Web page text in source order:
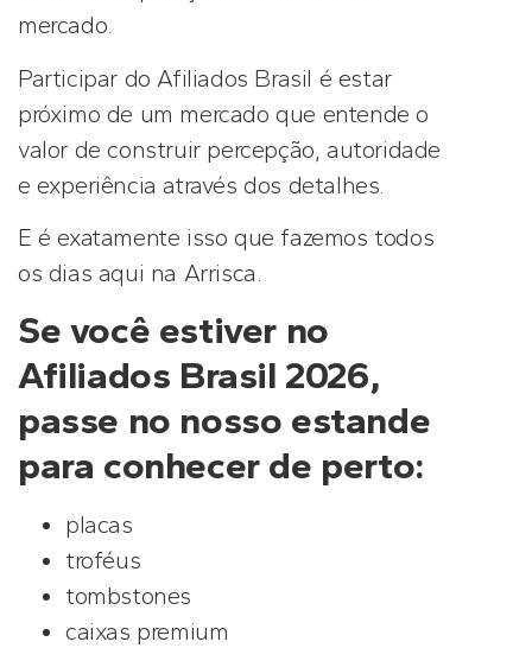
mercado.
Participar do Afiliados Brasil é estar
próximo de um mercado que entende o
valor de construir percepção, autoridade
e experiência através dos detalhes.
E é exatamente isso que fazemos todos
os dias aqui na Arrisca.
Se você estiver no
Afiliados Brasil 2026,
passe no nosso estande
para conhecer de perto:
placas
troféus
tombstones
caixas premium